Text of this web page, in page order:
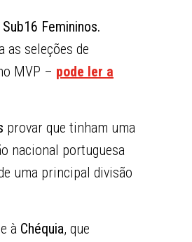
Femininos.
as seleções de
MVP – pode ler a
provar que tinham uma
nacional portuguesa
uma principal divisão
à Chéquia, que